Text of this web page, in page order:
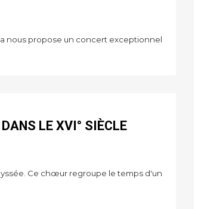
nous propose un concert exceptionnel
LE XVI° SIÈCLE
Ce chœur regroupe le temps d'un